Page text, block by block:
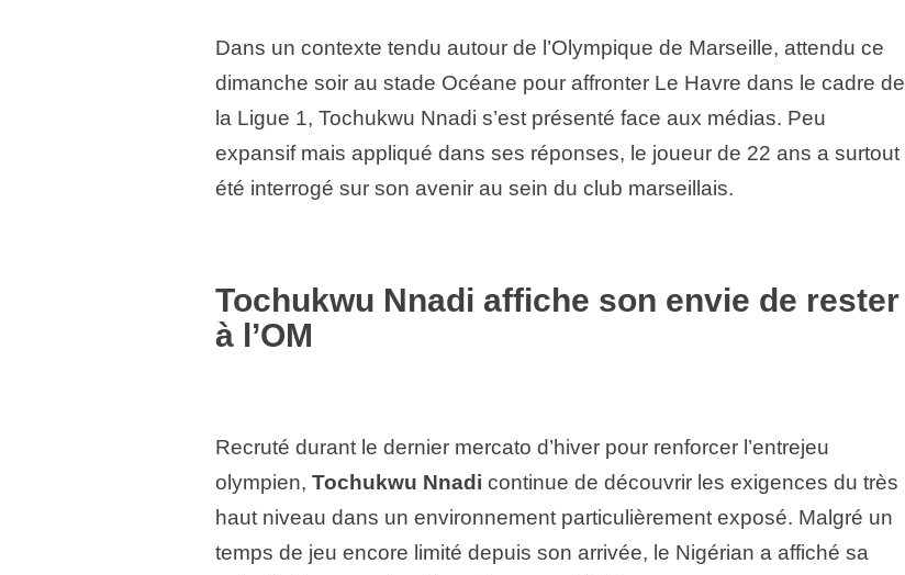
Dans un contexte tendu autour de l’Olympique de Marseille, attendu ce
dimanche soir au stade Océane pour affronter Le Havre dans le cadre de
la Ligue 1, Tochukwu Nnadi s’est présenté face aux médias. Peu
expansif mais appliqué dans ses réponses, le joueur de 22 ans a surtout
été interrogé sur son avenir au sein du club marseillais.
Tochukwu Nnadi affiche son envie de rester
à l’OM
Recruté durant le dernier mercato d’hiver pour renforcer l’entrejeu
olympien, Tochukwu Nnadi continue de découvrir les exigences du très
haut niveau dans un environnement particulièrement exposé. Malgré un
temps de jeu encore limité depuis son arrivée, le Nigérian a affiché sa